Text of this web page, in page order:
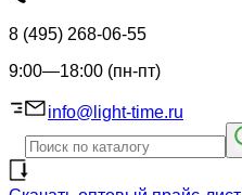
8 (495) 268-06-55
9:00—18:00 (пн-пт)
info@light-time.ru